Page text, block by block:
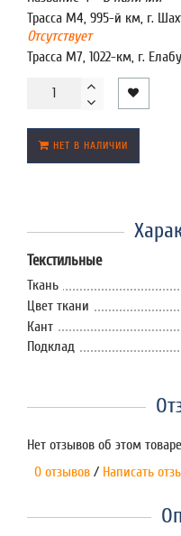
Трасса М4, 995-й км, г.
Отсутствует
Трасса М7, 1022-км, г.
НЕТ В НАЛИЧИИ
Текстильные
Ткань
Цвет ткани
Кант
Подклад
Нет отзывов об этом
0 отзывов / Написать